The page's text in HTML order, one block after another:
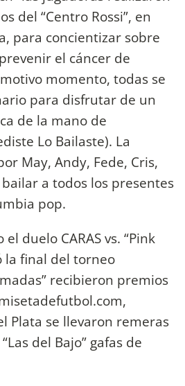
del “Centro Rossi”, en
para concientizar sobre
el cáncer de
momento, todas se
para disfrutar de un
de la mano de
Lo Bailaste). La
May, Andy, Fede, Cris,
a todos los presentes
pop.
duelo CARAS vs. “Pink
la final del torneo
recibieron premios
Plata se llevaron remeras
del Bajo” gafas de